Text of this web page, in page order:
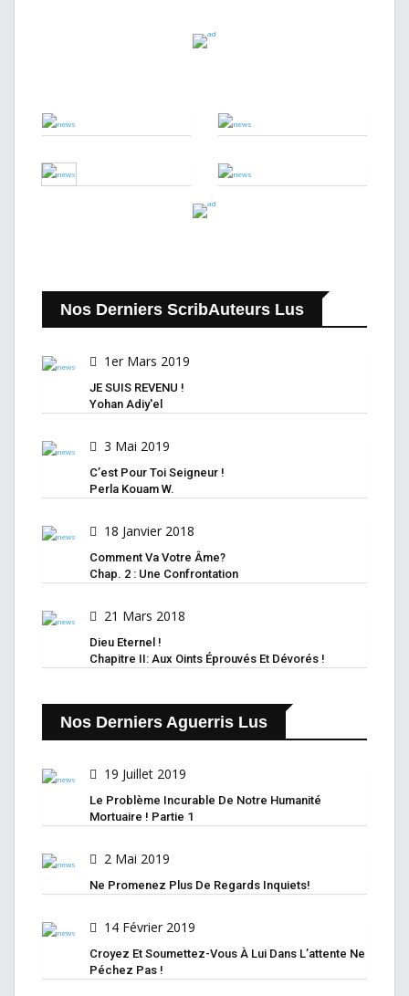
Nos Derniers ScribAuteurs Lus
1er Mars 2019
JE SUIS REVENU !
Yohan Adiy'el
3 Mai 2019
C’est Pour Toi Seigneur !
Perla Kouam W.
18 Janvier 2018
Comment Va Votre Âme?
Chap. 2 : Une Confrontation
21 Mars 2018
Dieu Eternel !
Chapitre II: Aux Oints Éprouvés Et Dévorés !
Nos Derniers Aguerris Lus
19 Juillet 2019
Le Problème Incurable De Notre Humanité
Mortuaire ! Partie 1
2 Mai 2019
Ne Promenez Plus De Regards Inquiets!
14 Février 2019
Croyez Et Soumettez-Vous À Lui Dans L’attente Ne
Péchez Pas !